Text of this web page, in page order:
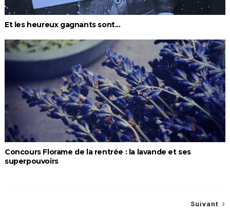
Et les heureux gagnants sont...
Concours Florame de la rentrée : la lavande et ses
superpouvoirs
Suivant